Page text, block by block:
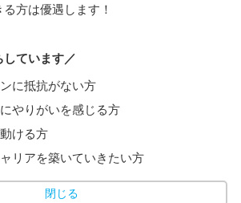
方は優遇します！
しています／
に抵抗がない方
やりがいを感じる方
ける方
リアを築いていきたい方
閉じる